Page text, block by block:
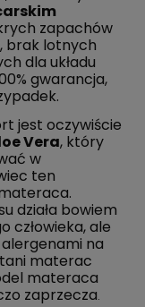
zapachów
brak lotnych
dla układu
gwarancja,
jest oczywiście
Vera, który
w
ten
działa bowiem
człowieka, ale
na
materac
materaca
zaprzecza.